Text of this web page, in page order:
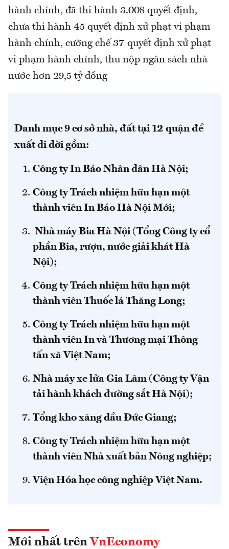
hành chính, đã thi hành 3.008 quyết định,
chưa thi hành 45 quyết định xử phạt vi phạm
hành chính, cưỡng chế 37 quyết định xử phạt
vi phạm hành chính, thu nộp ngân sách nhà
nước hơn 29,5 tỷ đồng
Danh mục 9 cơ sở nhà, đất tại 12 quận đề
xuất di dời gồm:
Công ty In Báo Nhân dân Hà Nội;
Công ty Trách nhiệm hữu hạn một
thành viên In Báo Hà Nội Mới;
Nhà máy Bia Hà Nội (Tổng Công ty cổ
phần Bia, rượu, nước giải khát Hà
Nội);
Công ty Trách nhiệm hữu hạn một
thành viên Thuốc lá Thăng Long;
Công ty Trách nhiệm hữu hạn một
thành viên In và Thương mại Thông
tấn xã Việt Nam;
Nhà máy xe lửa Gia Lâm (Công ty Vận
tải hành khách đường sắt Hà Nội);
Tổng kho xăng dầu Đức Giang;
Công ty Trách nhiệm hữu hạn một
thành viên Nhà xuất bản Nông nghiệp;
Viện Hóa học công nghiệp Việt Nam.
Mới nhất trên VnEconomy